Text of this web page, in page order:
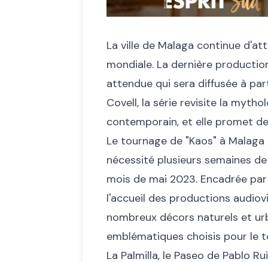
La ville de Malaga continue
mondiale. La dernière
attendue qui sera diffusée à
Covell, la série revisite la
contemporain, et elle promet
Le tournage de "Kaos" à
nécessité plusieurs semaines
mois de mai 2023. Encadrée
l'accueil des productions
nombreux décors naturels et
emblématiques choisis pour le
La Palmilla, le Paseo de Pablo